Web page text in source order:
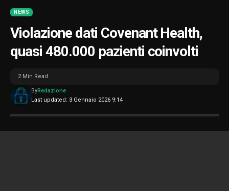
NEWS
Violazione dati Covenant Health,
quasi 480.000 pazienti coinvolti
Last updated: 3 Gennaio 2026 9:14
ByRedazione
2 Min Read